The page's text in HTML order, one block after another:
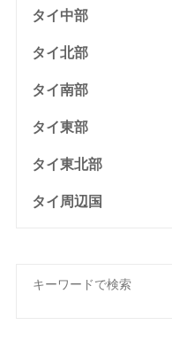
タイ中部
タイ北部
タイ南部
タイ東部
タイ東北部
タイ周辺国